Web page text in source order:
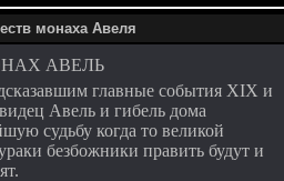
монаха Авеля
АВЕЛЬ
главные события XIX и
Авель и гибель дома
судьбу когда то великой
безбожники править будут и